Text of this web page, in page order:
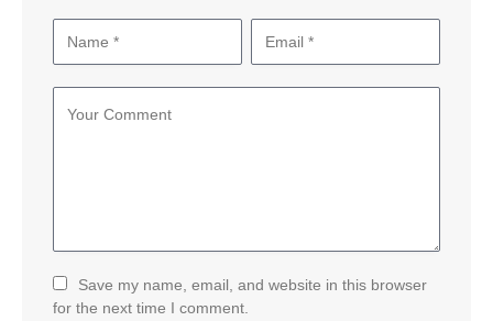
Save my name, email, and website in this browser
for the next time I comment.